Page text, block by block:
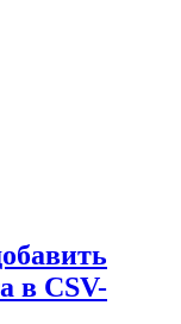
в CSV-